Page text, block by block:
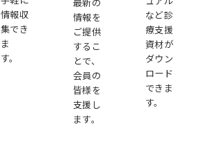
情報収
集でき
ま
す。
最新の
情報を
ご提供
するこ
とで、
会員の
皆様を
支援し
ます。
など診
療支援
資材が
ダウン
ロード
できま
す。